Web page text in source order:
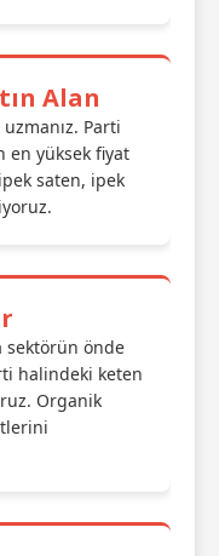
Alan
Parti
en yüksek fiyat
saten, ipek
sektörün önde
halindeki keten
Organik